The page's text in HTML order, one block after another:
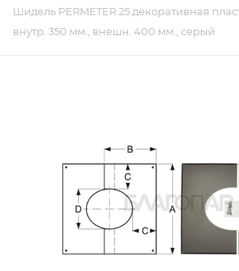
Шидель PERMETER 25 декоративная
внутр. 350 мм., внешн. 400 мм., серый